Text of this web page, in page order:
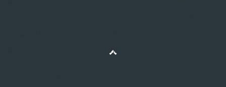
utiliser l’ensemble des fonctionnalités du site.